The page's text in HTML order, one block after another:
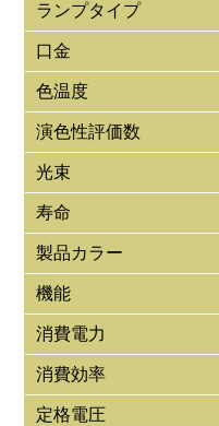
ランプタイプ
口金
色温度
演色性評価数
光束
寿命
製品カラー
機能
消費電力
消費効率
定格電圧